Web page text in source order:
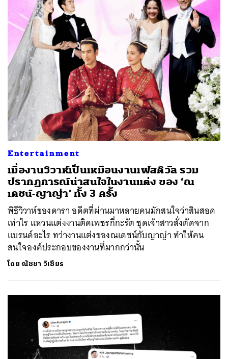
Entertainment
เมื่องานวิวาห์เป็นเหมือนงานเฟสติวัล รวม
ปรากฏการณ์น่าสนใจในงานแต่ง ของ ‘ณ
เดชน์-ญาญ่า’ ทั้ง 3 ครั้ง
พิธีวิวาห์ของดารา อดีตที่ผ่านมาหลายคนมักสนใจว่าสินสอด
เท่าไร แหวนแต่งงานติดเพชรกี่กะรัต ชุดเจ้าสาวสั่งตัดจาก
แบรนด์อะไร ทว่างานแต่งของณเดชน์กับญาญ่า ทำให้คน
สนใจองค์ประกอบของงานที่มากกว่านั้น
โดย ณัชชา วิเชียร